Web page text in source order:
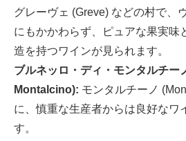
グレーヴェ (Greve) などの村で、
にもかかわらず、ピュアな果実味
造を持つワインが見られます。
ブルネッロ・ディ・モンタルチ
Montalcino): モンタルチーノ
に、慎重な生産者からは良好なワ
す。